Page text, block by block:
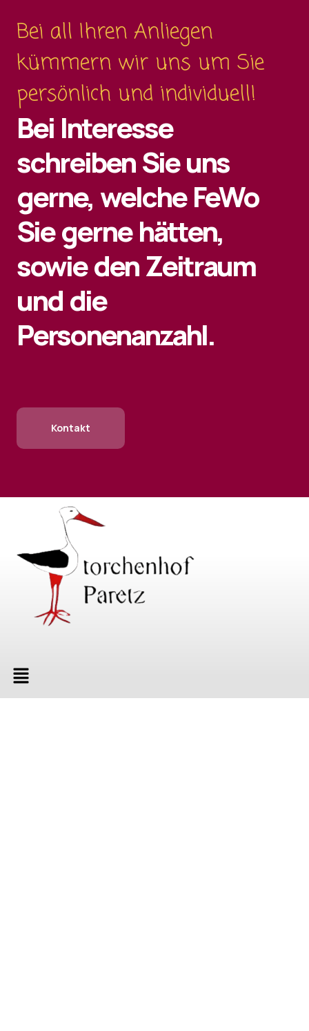
Bei all Ihren Anliegen
kümmern wir uns um Sie
persönlich und individuell!
Bei Interesse
schreiben Sie uns
gerne, welche FeWo
Sie gerne hätten,
sowie den Zeitraum
und die
Personenanzahl.
Kontakt